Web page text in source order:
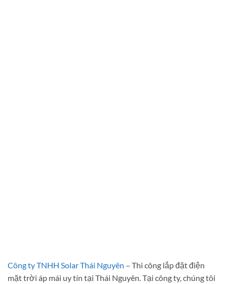
Công ty TNHH Solar Thái Nguyên – Thi công lắp đặt điện
mặt trời áp mái uy tín tại Thái Nguyên. Tại công ty, chúng tôi